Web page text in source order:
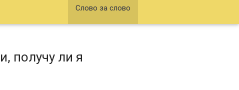
Слово за слово
получу ли я